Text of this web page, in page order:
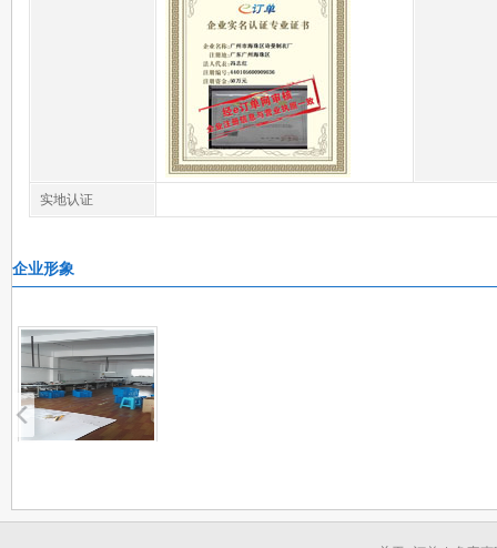
实地认证
企业形象